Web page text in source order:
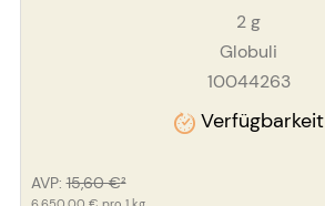
2g
Globuli
10044263
Verfügbarkeit
AVP: 15,60 €²